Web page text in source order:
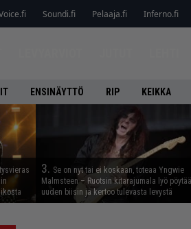
Soundi.fi Pelaaja.fi Inferno.fi
ENSINÄYTTÖ RIP KEIKKA
3. Se on nyt tai ei koskaan, toteaa Yngwie
Malmsteen – Ruotsin kitarajumala lyö
uuden biisin ja kertoo tulevasta levystä